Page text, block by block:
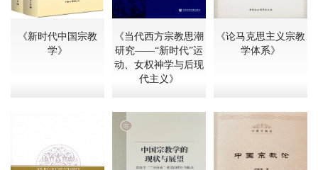
《新时代中国宗教
学》
《当代西方宗教思潮
研究——“新时代”运
动、女权神学与后现
代主义》
《论马克思主义宗教
学体系》